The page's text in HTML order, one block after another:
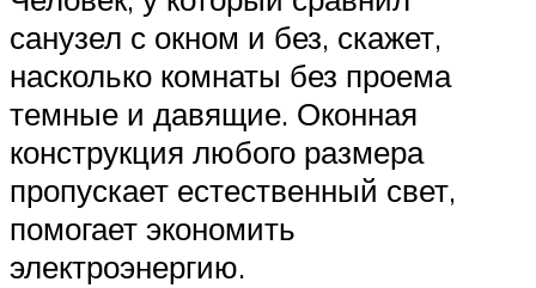
санузел с окном и без, скажет,
насколько комнаты без проема
темные и давящие. Оконная
конструкция любого размера
пропускает естественный свет,
помогает экономить
электроэнергию.